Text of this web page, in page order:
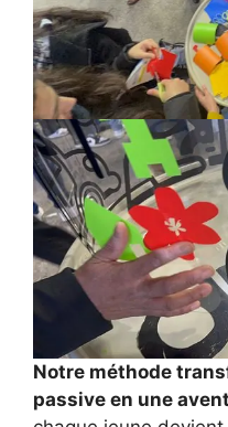
Notre méthode
passive en une